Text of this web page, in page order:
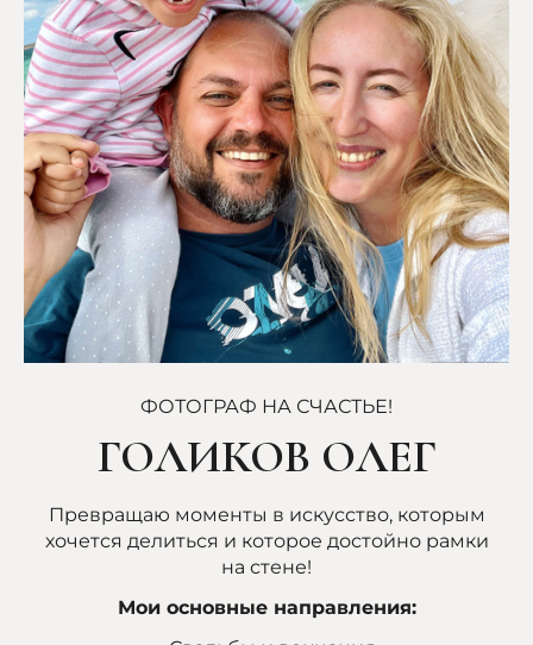
ФОТОГРАФ НА СЧАСТЬЕ!
ГОЛИКОВ ОЛЕГ
Превращаю моменты в искусство, которым
хочется делиться и которое достойно рамки
на стене!
Мои основные направления: